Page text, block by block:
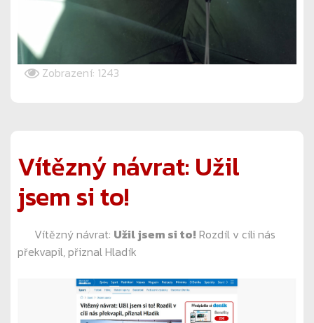
Zobrazení: 1243
Vítězný návrat: Užil
jsem si to!
Vítězný návrat: Užil jsem si to! Rozdíl v cíli nás
překvapil, přiznal Hladík